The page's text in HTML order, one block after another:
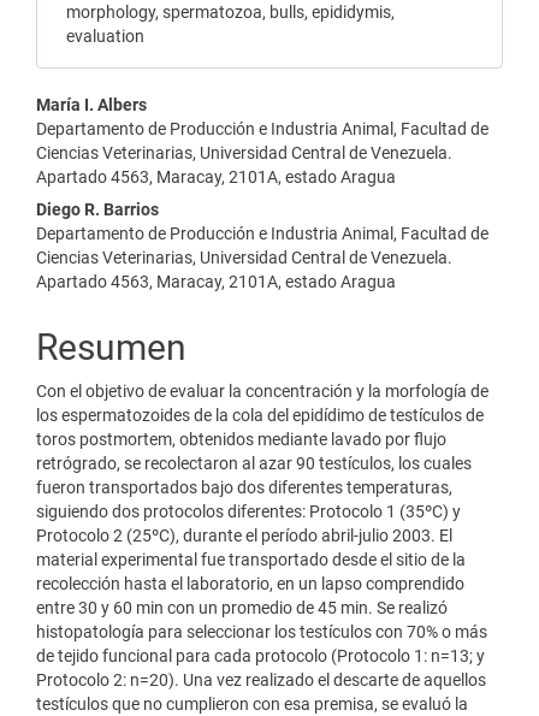
morphology, spermatozoa, bulls, epididymis,
evaluation
Contenido
principal
del
artículo
María I. Albers
Departamento de Producción e Industria Animal, Facultad de
Ciencias Veterinarias, Universidad Central de Venezuela.
Apartado 4563, Maracay, 2101A, estado Aragua
Diego R. Barrios
Departamento de Producción e Industria Animal, Facultad de
Ciencias Veterinarias, Universidad Central de Venezuela.
Apartado 4563, Maracay, 2101A, estado Aragua
Resumen
Con el objetivo de evaluar la concentración y la morfología de
los espermatozoides de la cola del epidídimo de testículos de
toros postmortem, obtenidos mediante lavado por flujo
retrógrado, se recolectaron al azar 90 testículos, los cuales
fueron transportados bajo dos diferentes temperaturas,
siguiendo dos protocolos diferentes: Protocolo 1 (35ºC) y
Protocolo 2 (25ºC), durante el período abril-julio 2003. El
material experimental fue transportado desde el sitio de la
recolección hasta el laboratorio, en un lapso comprendido
entre 30 y 60 min con un promedio de 45 min. Se realizó
histopatología para seleccionar los testículos con 70% o más
de tejido funcional para cada protocolo (Protocolo 1: n=13; y
Protocolo 2: n=20). Una vez realizado el descarte de aquellos
testículos que no cumplieron con esa premisa, se evaluó la